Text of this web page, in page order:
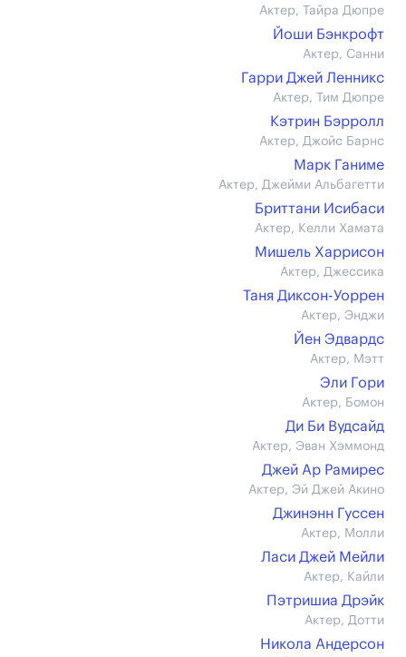
Актер, Тайра Дюпре
Йоши Бэнкрофт
Актер, Санни
Гарри Джей Ленникс
Актер, Тим Дюпре
Кэтрин Бэрролл
Актер, Джойс Барнс
Марк Ганиме
Актер, Джейми Альбагетти
Бриттани Исибаси
Актер, Келли Хамата
Мишель Харрисон
Актер, Джессика
Таня Диксон-Уоррен
Актер, Энджи
Йен Эдвардс
Актер, Мэтт
Эли Гори
Актер, Бомон
Ди Би Вудсайд
Актер, Эван Хэммонд
Джей Ар Рамирес
Актер, Эй Джей Акино
Джинэнн Гуссен
Актер, Молли
Ласи Джей Мейли
Актер, Кайли
Пэтришиа Дрэйк
Актер, Дотти
Никола Андерсон